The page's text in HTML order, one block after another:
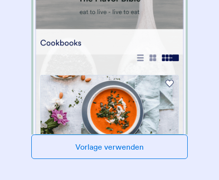
Vorlage verwenden